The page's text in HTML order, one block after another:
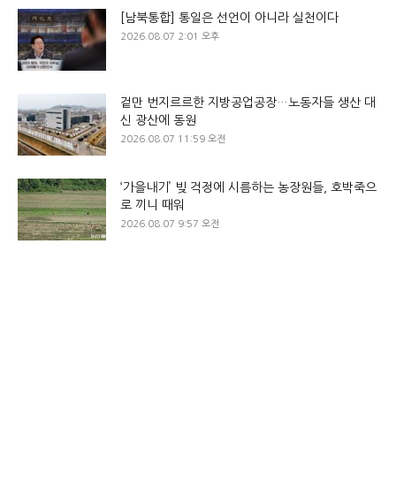
[남북통합] 통일은 선언이 아니라 실천이다
2026.08.07 2:01 오후
겉만 번지르르한 지방공업공장…노동자들 생산 대
신 광산에 동원
2026.08.07 11:59 오전
‘가을내기’ 빚 걱정에 시름하는 농장원들, 호박죽으
로 끼니 때워
2026.08.07 9:57 오전